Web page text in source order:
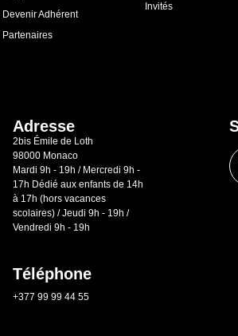
Devenir Adhérent
Partenaires
Invités
Adresse
2bis Émile de Loth
98000 Monaco
Mardi 9h - 19h / Mercredi 9h -
17h Dédié aux enfants de 14h
à 17h (hors vacances
scolaires) / Jeudi 9h - 19h /
Vendredi 9h - 19h
Téléphone
+377 99 99 44 55